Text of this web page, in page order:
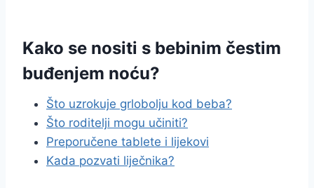
Kako se nositi s bebinim čestim
buđenjem noću?
Što uzrokuje grlobolju kod beba?
Što roditelji mogu učiniti?
Preporučene tablete i lijekovi
Kada pozvati liječnika?